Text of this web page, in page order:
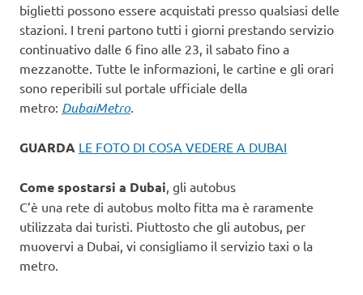
biglietti possono essere acquistati presso qualsiasi delle
stazioni. I treni partono tutti i giorni prestando servizio
continuativo dalle 6 fino alle 23, il sabato fino a
mezzanotte. Tutte le informazioni, le cartine e gli orari
sono reperibili sul portale ufficiale della
metro: DubaiMetro.
GUARDA LE FOTO DI COSA VEDERE A DUBAI
Come spostarsi a Dubai, gli autobus
C’è una rete di autobus molto fitta ma è raramente
utilizzata dai turisti. Piuttosto che gli autobus, per
muovervi a Dubai, vi consigliamo il servizio taxi o la
metro.